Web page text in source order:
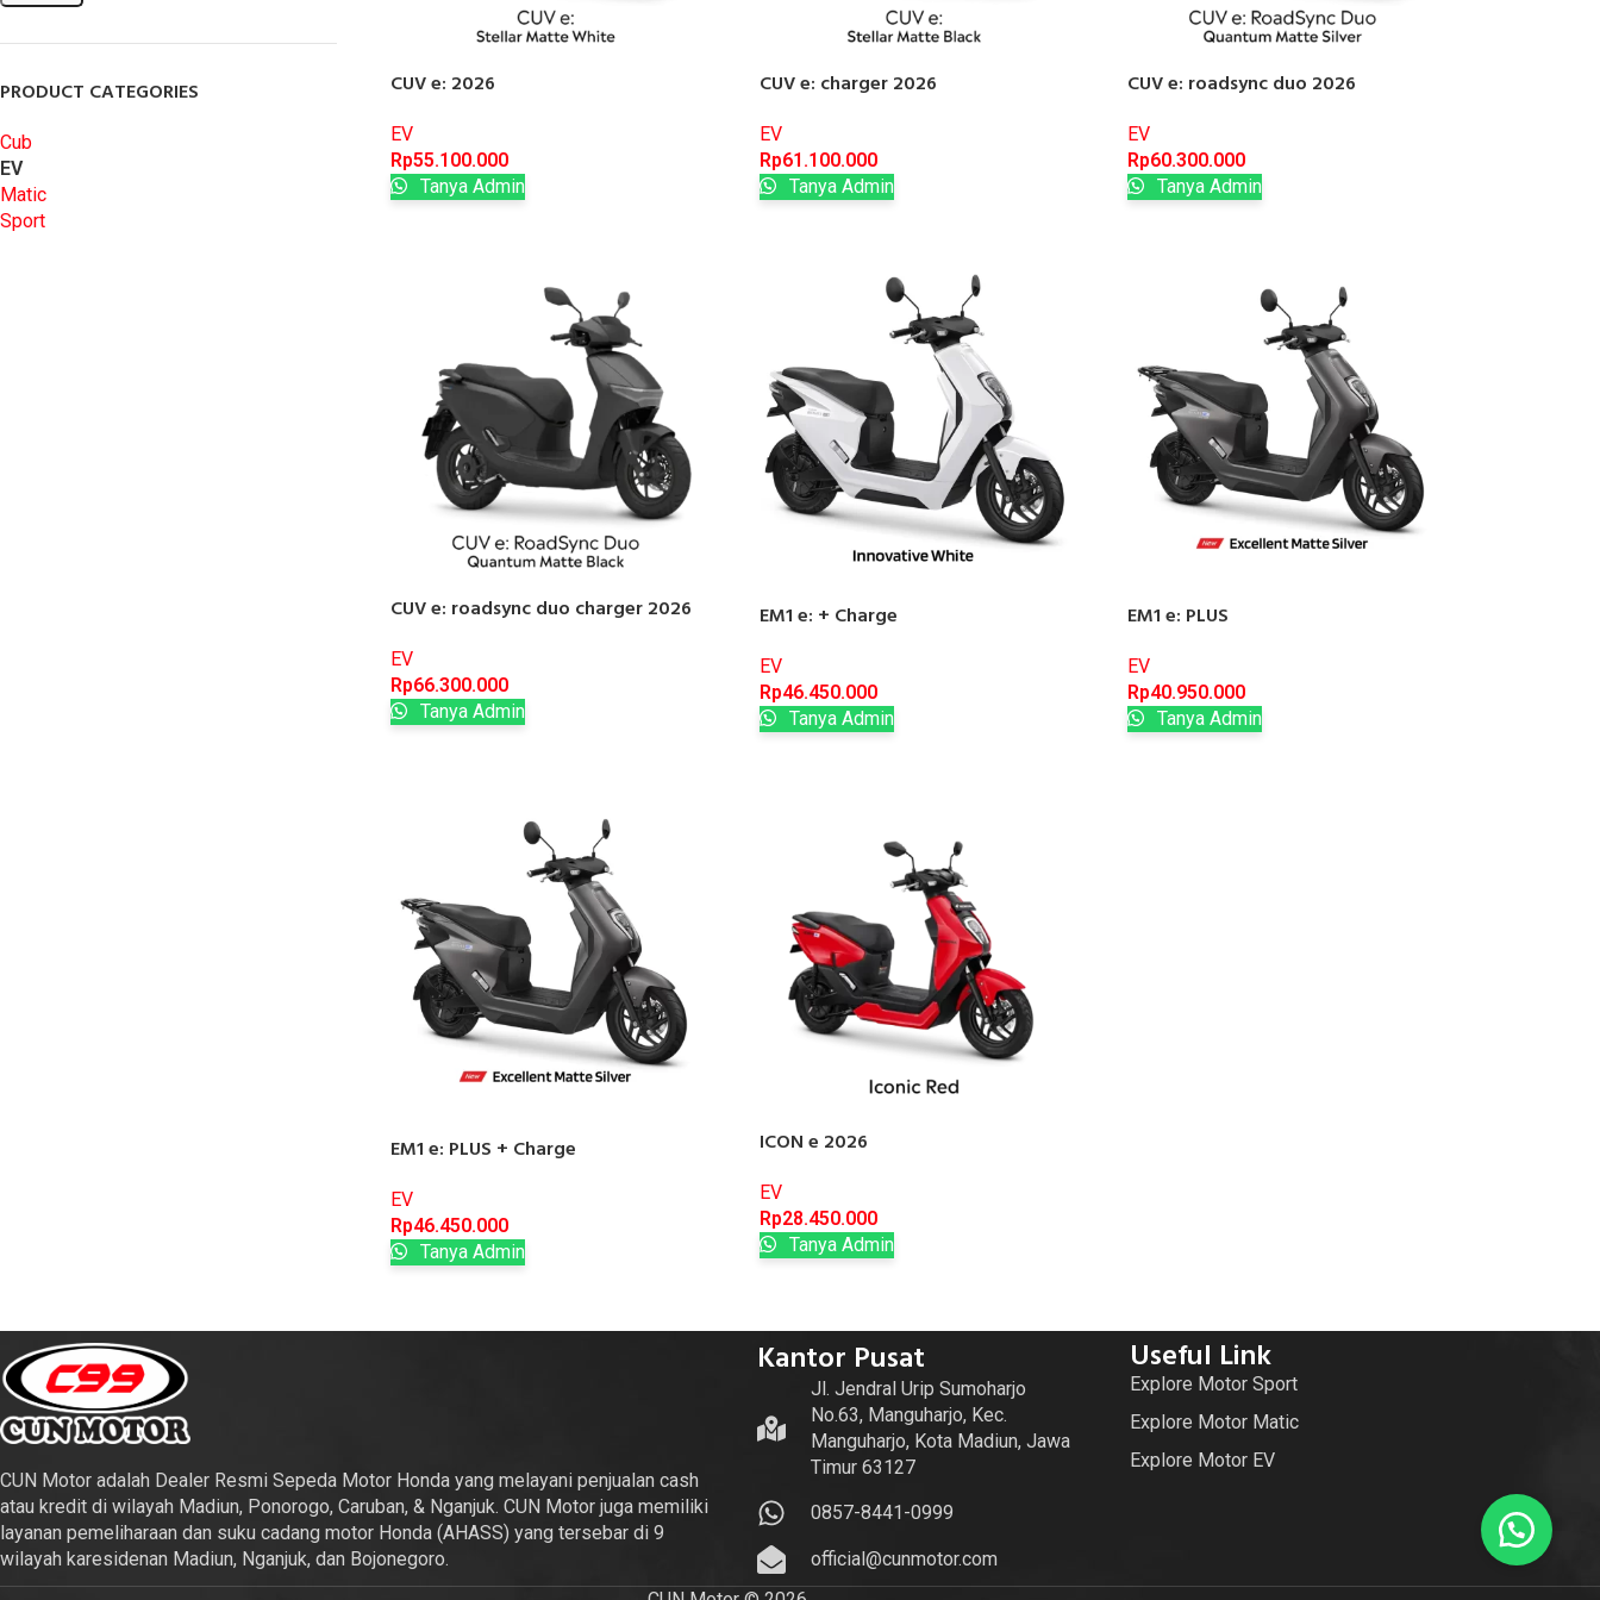
PRODUCT CATEGORIES
Cub
EV
Matic
Sport
CUV e: 2026
EV
Rp55.100.000
Tanya Admin
CUV e: charger 2026
EV
Rp61.100.000
Tanya Admin
CUV e: roadsync duo 2026
EV
Rp60.300.000
Tanya Admin
CUV e: roadsync duo charger 2026
EV
Rp66.300.000
Tanya Admin
EM1 e: + Charge
EV
Rp46.450.000
Tanya Admin
EM1 e: PLUS
EV
Rp40.950.000
Tanya Admin
EM1 e: PLUS + Charge
EV
Rp46.450.000
Tanya Admin
ICON e 2026
EV
Rp28.450.000
Tanya Admin
CUN Motor adalah Dealer Resmi Sepeda Motor Honda yang melayani penjualan cash
atau kredit di wilayah Madiun, Ponorogo, Caruban, & Nganjuk. CUN Motor juga memiliki
layanan pemeliharaan dan suku cadang motor Honda (AHASS) yang tersebar di 9
wilayah karesidenan Madiun, Nganjuk, dan Bojonegoro.
Kantor Pusat
Jl. Jendral Urip Sumoharjo
No.63, Manguharjo, Kec.
Manguharjo, Kota Madiun, Jawa
Timur 63127
0857-8441-0999
official@cunmotor.com
Useful Link
Explore Motor Sport
Explore Motor Matic
Explore Motor EV